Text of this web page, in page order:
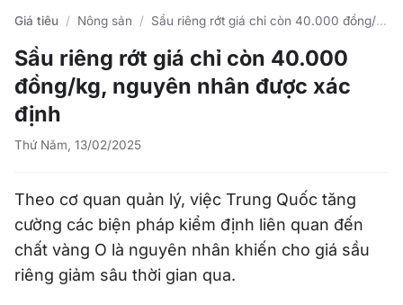
Giá tiêu Nông sản Sầu riêng rớt giá chỉ còn 40.000 đồng/kg, nguyên nhân được xác định
Sầu riêng rớt giá chỉ còn 40.000
đồng/kg, nguyên nhân được xác
định
Thứ Năm, 13/02/2025
Theo cơ quan quản lý, việc Trung Quốc tăng
cường các biện pháp kiểm định liên quan đến
chất vàng O là nguyên nhân khiến cho giá sầu
riêng giảm sâu thời gian qua.